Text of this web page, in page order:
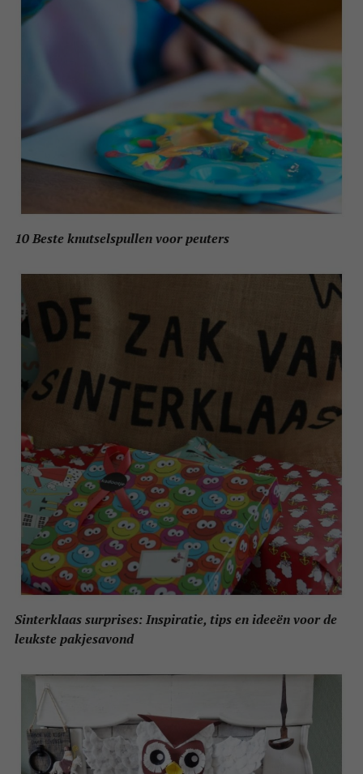
10 Beste knutselspullen voor peuters
Sinterklaas surprises: Inspiratie, tips en ideeën voor de
leukste pakjesavond